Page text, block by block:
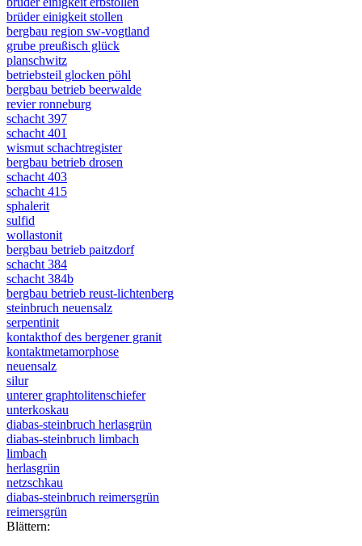
brüder einigkeit stollen
bergbau region sw-vogtland
grube preußisch glück
planschwitz
betriebsteil glocken pöhl
bergbau betrieb beerwalde
revier ronneburg
schacht 397
schacht 401
wismut schachtregister
bergbau betrieb drosen
schacht 403
schacht 415
sphalerit
sulfid
wollastonit
bergbau betrieb paitzdorf
schacht 384
schacht 384b
bergbau betrieb reust-lichtenberg
steinbruch neuensalz
serpentinit
kontakthof des bergener granit
kontaktmetamorphose
neuensalz
silur
unterer graphtolitenschiefer
unterkoskau
diabas-steinbruch herlasgrün
diabas-steinbruch limbach
limbach
herlasgrün
netzschkau
diabas-steinbruch reimersgrün
reimersgrün
Blättern: